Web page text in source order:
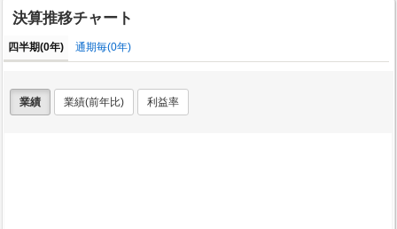
決算推移チャート
四半期(0年) 通期毎(0年)
業績 業績(前年比) 利益率